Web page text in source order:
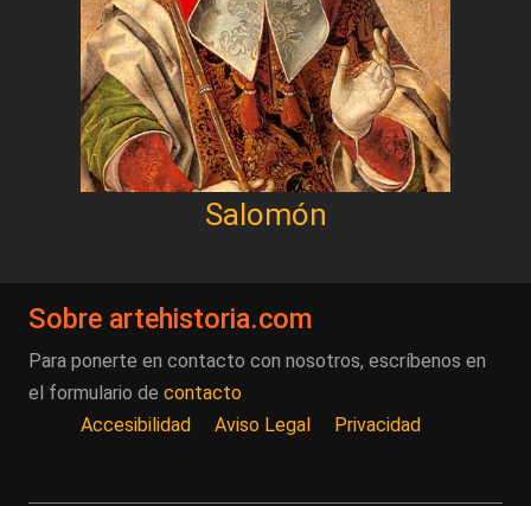
Salomón
Sobre artehistoria.com
Para ponerte en contacto con nosotros, escríbenos en
el formulario de contacto
Accesibilidad
Aviso Legal Privacidad